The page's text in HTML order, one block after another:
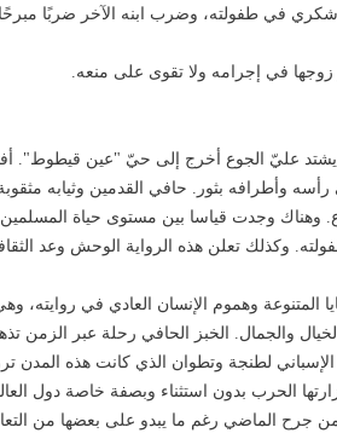
في طفولته، وضرب ابنه الآخر ضربًا
في إجرامه ولا تقوى على منعه.
يشتد عليّ الجوع أخرج إلى حيّ "عين قيطوط".
وأطرافه بثور. حافي القدمين وثيابه
وهناك وجدت قياسا بين مستوى حياة
وكذلك تعلن هذه الرواية الوحش وعد
المتنوعة وهموم الإنسان العادي في روايته،
والجمال. الخبز الحافي رحلة عبر الزمن
لطنجة وتطوان الذي كانت هذه المدن
الحرب بدون استثناء وبصفة خاصة دول
جرح الماضي رغم ما يبدو على بعضها من